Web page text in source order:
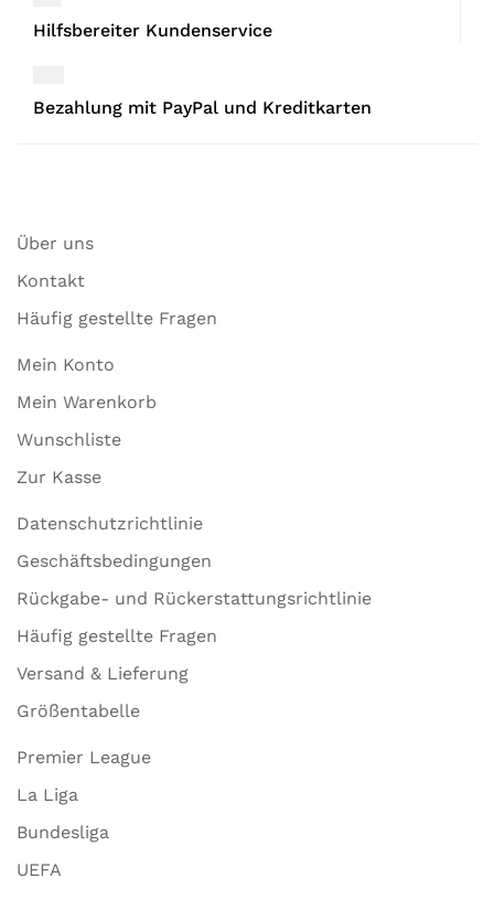
Hilfsbereiter Kundenservice
Bezahlung mit PayPal und Kreditkarten
Über uns
Kontakt
Häufig gestellte Fragen
Mein Konto
Mein Warenkorb
Wunschliste
Zur Kasse
Datenschutzrichtlinie
Geschäftsbedingungen
Rückgabe- und Rückerstattungsrichtlinie
Häufig gestellte Fragen
Versand & Lieferung
Größentabelle
Premier League
La Liga
Bundesliga
UEFA